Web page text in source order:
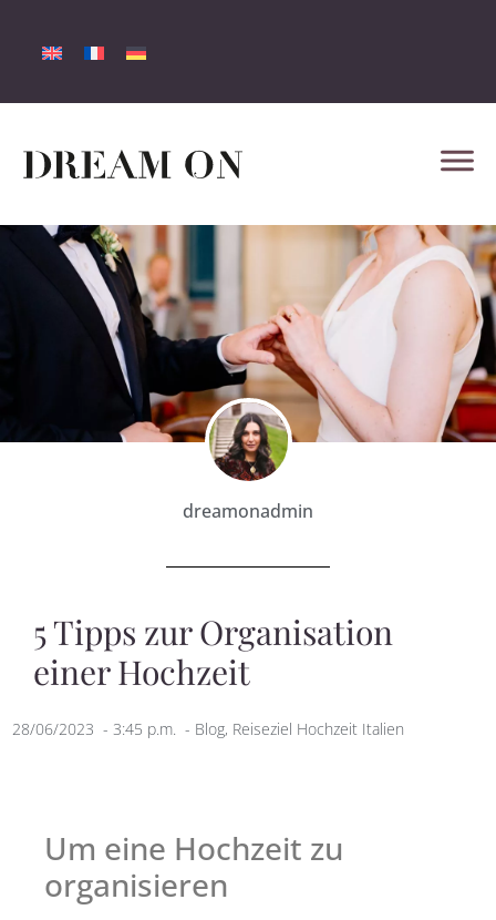
dreamonadmin
5 Tipps zur Organisation
einer Hochzeit
28/06/2023 - 3:45 p.m. - Blog, Reiseziel Hochzeit Italien
Um eine Hochzeit zu
organisieren